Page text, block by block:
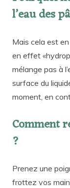
l’eau des
Mais cela est
en effet
mélange pas à
surface du
moment, en
Comment
?
Prenez une
frottez vos